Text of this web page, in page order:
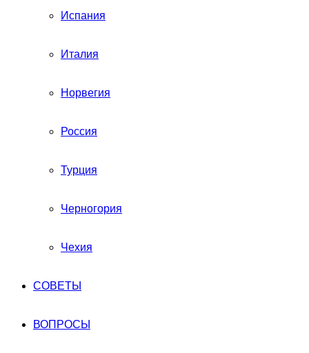
Испания
Италия
Норвегия
Россия
Турция
Черногория
Чехия
СОВЕТЫ
ВОПРОСЫ